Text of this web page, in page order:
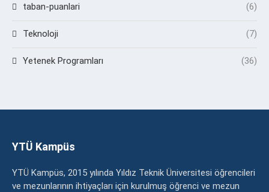
taban-puanlari (6)
Teknoloji (7)
Yetenek Programları (36)
YTÜ Kampüs
YTÜ Kampüs, 2015 yılında Yıldız Teknik Üniversitesi öğrencileri
ve mezunlarının ihtiyaçları için kurulmuş öğrenci ve mezun